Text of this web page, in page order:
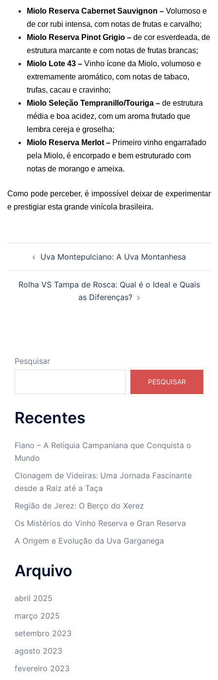
Miolo Reserva Cabernet Sauvignon – Volumoso e
de cor rubi intensa, com notas de frutas e carvalho;
Miolo Reserva Pinot Grigio – de cor esverdeada, de
estrutura marcante e com notas de frutas brancas;
Miolo Lote 43 – Vinho ícone da Miolo, volumoso e
extremamente aromático, com notas de tabaco,
trufas, cacau e cravinho;
Miolo Seleção Tempranillo/Touriga – de estrutura
média e boa acidez, com um aroma frutado que
lembra cereja e groselha;
Miolo Reserva Merlot – Primeiro vinho engarrafado
pela Miolo, é encorpado e bem estruturado com
notas de morango e ameixa.
Como pode perceber, é impossível deixar de experimentar
e prestigiar esta grande vinícola brasileira.
Uva Montepulciano: A Uva Montanhesa
Rolha VS Tampa de Rosca: Qual é o Ideal e Quais
as Diferenças?
Pesquisar
PESQUISAR
Recentes
Fiano – A Relíquia Campaniana que Conquista o
Mundo
Clonagem de Videiras: Uma Jornada Fascinante
desde a Raiz até a Taça
Região de Jerez: O Berço do Xerez
Os Mistérios do Vinho Reserva e Gran Reserva
A Origem e Evolução da Uva Garganega
Arquivo
abril 2025
março 2025
setembro 2023
agosto 2023
fevereiro 2023